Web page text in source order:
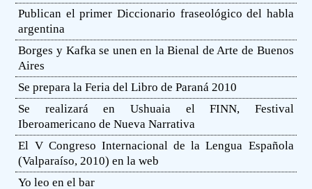
Publican el primer Diccionario fraseológico del habla
argentina
Borges y Kafka se unen en la Bienal de Arte de Buenos
Aires
Se prepara la Feria del Libro de Paraná 2010
Se realizará en Ushuaia el FINN, Festival
Iberoamericano de Nueva Narrativa
El V Congreso Internacional de la Lengua Española
(Valparaíso, 2010) en la web
Yo leo en el bar